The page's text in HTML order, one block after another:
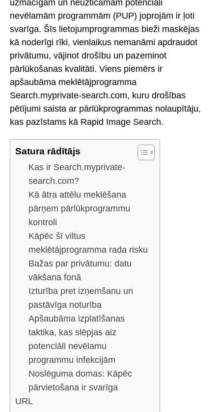
uzmācīgām un neuzticamām potenciāli
nevēlamām programmām (PUP) joprojām ir ļoti
svarīga. Šīs lietojumprogrammas bieži maskējas
kā noderīgi rīki, vienlaikus nemanāmi apdraudot
privātumu, vājinot drošību un pazeminot
pārlūkošanas kvalitāti. Viens piemērs ir
apšaubāma meklētājprogramma
Search.myprivate-search.com, kuru drošības
pētījumi saista ar pārlūkprogrammas nolaupītāju,
kas pazīstams kā Rapid Image Search.
Satura rādītājs
Kas ir Search.myprivate-
search.com?
Kā ātra attēlu meklēšana
pārņem pārlūkprogrammu
kontroli
Kāpēc šī viltus
meklētājprogramma rada risku
Bažas par privātumu: datu
vākšana fonā
Izturība pret izņemšanu un
pastāvīga noturība
Apšaubāma izplatīšanas
taktika, kas slēpjas aiz
potenciāli nevēlamu
programmu infekcijām
Noslēguma domas: Kāpēc
pārvietošana ir svarīga
URL